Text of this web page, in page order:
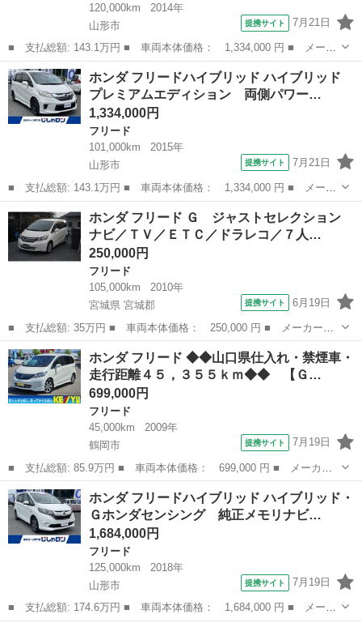
120,000km
2014年
山形市
提携サイト 7月21日
■ 支払総額: 143.1万円 ■ 車両本体価格： 1,334,000 円 ■ メーカ
ー名： ホンダ ■ 車種名： フリードハイブリッド ■ グレード
名： ジャストセレクション ■ 排気量： 1500cc ■ ドア枚
数： ...
山形 山形市 フリード
ホンダ フリードハイブリッド ハイブリッド
プレミアムエディション 両側パワー…
1,334,000円
フリード
101,000km
2015年
山形市
提携サイト 7月21日
■ 支払総額: 143.1万円 ■ 車両本体価格： 1,334,000 円 ■ メーカ
ー名： ホンダ ■ 車種名： フリードハイブリッド ■ グレード
名： ハイブリッド プレミアムエディション 両側パワースライド
ドア／ハー...
山形 山形市 フリード
ホンダ フリード Ｇ ジャストセレクション
ナビ／ＴＶ／ＥＴＣ／ドラレコ／７人…
250,000円
フリード
105,000km
2010年
宮城県 宮城郡
提携サイト 6月19日
■ 支払総額: 35万円 ■ 車両本体価格： 250,000 円 ■ メーカー
名： ホンダ ■ 車種名： フリード ■ グレード名： Ｇ ジャス
トセレクション ナビ／ＴＶ／ＥＴＣ／ドラレコ／７人乗り／レザー
シート／ ■ 排...
宮城 宮城郡 フリード
ホンダ フリード ◆◆山口県仕入れ・禁煙車・
走行距離４５，３５５ｋｍ◆◆ 【Ｇ…
699,000円
フリード
45,000km
2009年
鶴岡市
提携サイト 7月19日
■ 支払総額: 85.9万円 ■ 車両本体価格： 699,000 円 ■ メーカー
名： ホンダ ■ 車種名： フリード ■ グレード名： ◆◆山口県
仕入れ・禁煙車・走行距離４５，３５５ｋｍ◆◆ 【Ｇ エアロ ジ
ャストセレク...
山形 鶴岡市 フリード
ホンダ フリードハイブリッド ハイブリッド・
Ｇホンダセンシング 純正メモリナビ…
1,684,000円
フリード
125,000km
2018年
山形市
提携サイト 7月19日
■ 支払総額: 174.6万円 ■ 車両本体価格： 1,684,000 円 ■ メーカ
ー名： ホンダ ■ 車種名： フリードハイブリッド ■ グレード